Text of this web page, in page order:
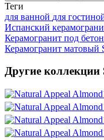
Теги
для ванной для
Испанский
Керамогранит под
Керамогранит матовый
Другие коллекции